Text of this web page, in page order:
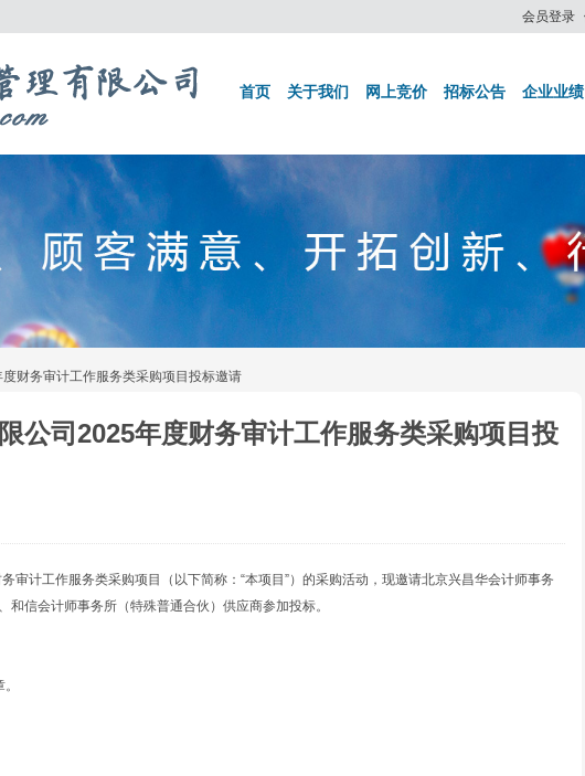
会员登录
首页 关于我们 网上竞价 招标公告 企业业绩
财务审计工作服务类采购项目投标邀请
公司2025年度财务审计工作服务类采购项目投
审计工作服务类采购项目（以下简称：“本项目”）的采购活动，现邀请北京兴昌华会计师事务
信会计师事务所（特殊普通合伙）供应商参加投标。